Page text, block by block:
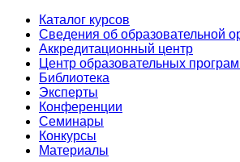
Каталог курсов
Сведения об образовательной
Аккредитационный центр
Центр образовательных
Библиотека
Эксперты
Конференции
Семинары
Конкурсы
Материалы